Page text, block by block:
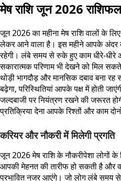
मेष राशि जून 2026 राशिफल
जून 2026 का महीना मेष राशि वालों के
लेकर आने वाला है। इस महीने आपके अंदर
रहेगी। लंबे समय से रुके हुए काम धीरे-
सकारात्मक परिणाम भी देखने को मिल
थोड़ी भागदौड़ और मानसिक दबाव बना
बढ़ेगा, परिस्थितियां आपके पक्ष में होती
जल्दबाजी पर नियंत्रण रखने की जरूरत
प्रतिक्रिया देना आपके रिश्तों और काम
करियर और नौकरी में मिलेगी प्रगति
जून 2026 मेष राशि के नौकरीपेशा लोगों
आपकी मेहनत की तारीफ हो सकती है और
प्रभावित नजर आएंगे। जो लोग लंबे समय से